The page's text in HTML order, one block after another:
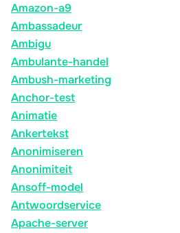
Amazon-a9
Ambassadeur
Ambigu
Ambulante-handel
Ambush-marketing
Anchor-test
Animatie
Ankertekst
Anonimiseren
Anonimiteit
Ansoff-model
Antwoordservice
Apache-server